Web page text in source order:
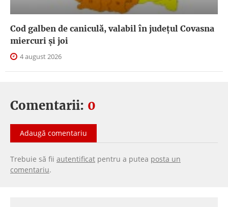
Cod galben de caniculă, valabil în judeţul Covasna
miercuri și joi
4 august 2026
Comentarii: 0
Adaugă comentariu
Trebuie să fii autentificat pentru a putea posta un
comentariu.